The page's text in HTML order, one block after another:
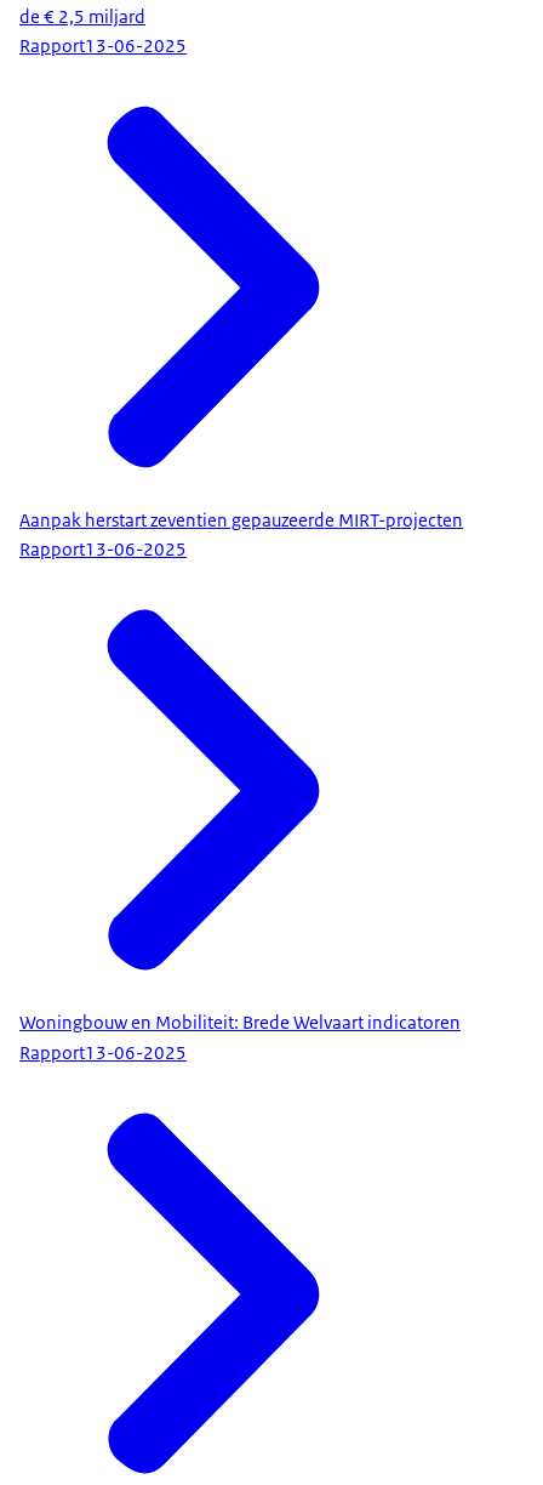
de € 2,5 miljard
Rapport13-06-2025
Aanpak herstart zeventien gepauzeerde MIRT-projecten
Rapport13-06-2025
Woningbouw en Mobiliteit: Brede Welvaart indicatoren
Rapport13-06-2025